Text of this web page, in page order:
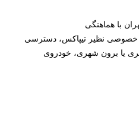
با هماهنگی
نظیر تیپاکس، دسترسی
یا برون شهری، خودروی